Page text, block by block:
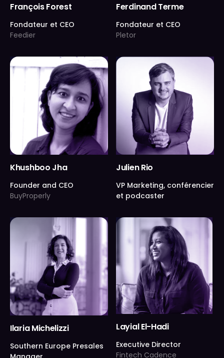
François Forest
Fondateur et CEO
Feedier
Ferdinand Terme
Fondateur et CEO
Pletor
Khushboo Jha
Founder and CEO
BuyProperly
Julien Rio
VP Marketing, conférencier
et podcaster
Ilaria Michelizzi
Southern Europe Presales
Layial El-Hadi
Executive Director
Fintech Cadence